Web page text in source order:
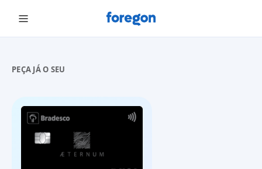
Foregon.com
PEÇA JÁ O SEU